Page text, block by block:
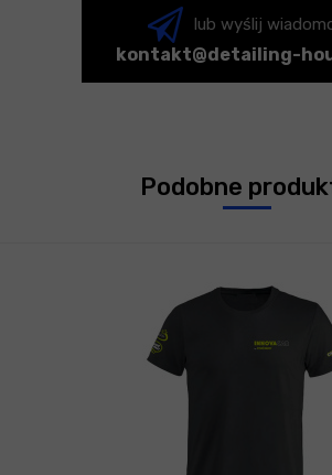
lub wyślij
kontakt@detailing-
Podobne